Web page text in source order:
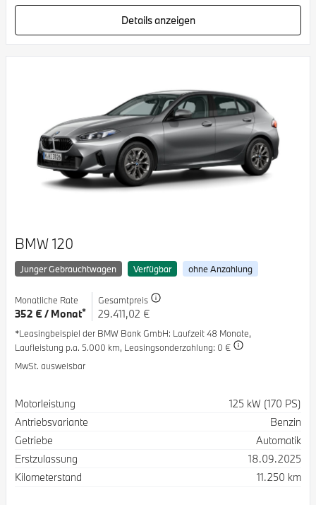
Details anzeigen
BMW 120
Junger Gebrauchtwagen Verfügbar ohne Anzahlung
Monatliche Rate
352 € / Monat*
Gesamtpreis
29.411,02 €
*Leasingbeispiel der BMW Bank GmbH: Laufzeit 48 Monate,
Laufleistung p.a. 5.000 km, Leasingsonderzahlung: 0 €
MwSt. ausweisbar
Spezifikation
Motorleistung
125 kW (170 PS)
Antriebsvariante
Benzin
Getriebe
Automatik
Erstzulassung
18.09.2025
Kilometerstand
11.250 km